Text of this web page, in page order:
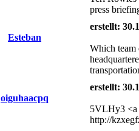
press
Esteban
erstellt:
Which team
oiguhaacpq
erstellt:
5VLHy3 <a
http://